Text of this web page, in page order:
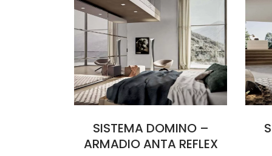
SISTEMA DOMINO –
ARMADIO ANTA REFLEX